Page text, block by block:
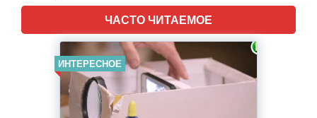
ЧАСТО ЧИТАЕМОЕ
ИНТЕРЕСНОЕ